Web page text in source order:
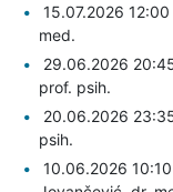
15.07.2026 12:00
med.
29.06.2026
prof. psih.
20.06.2026
psih.
10.06.2026 10:10